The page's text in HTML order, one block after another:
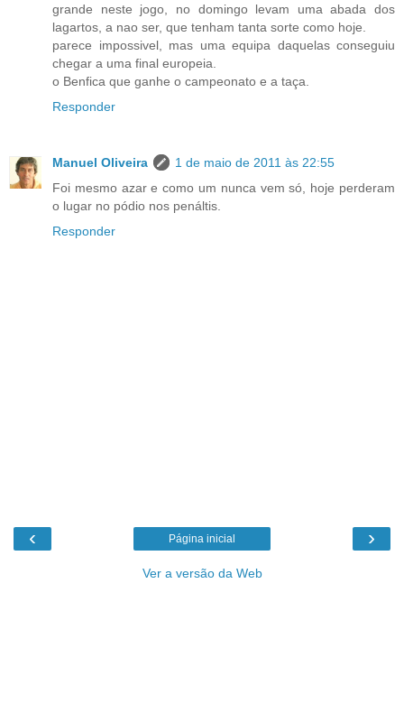
grande neste jogo, no domingo levam uma abada dos
lagartos, a nao ser, que tenham tanta sorte como hoje.
parece impossivel, mas uma equipa daquelas conseguiu
chegar a uma final europeia.
o Benfica que ganhe o campeonato e a taça.
Responder
Manuel Oliveira
1 de maio de 2011 às 22:55
Foi mesmo azar e como um nunca vem só, hoje perderam
o lugar no pódio nos penáltis.
Responder
‹ ›
Página inicial
Ver a versão da Web